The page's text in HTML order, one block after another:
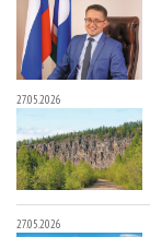
27.05.2026
27.05.2026